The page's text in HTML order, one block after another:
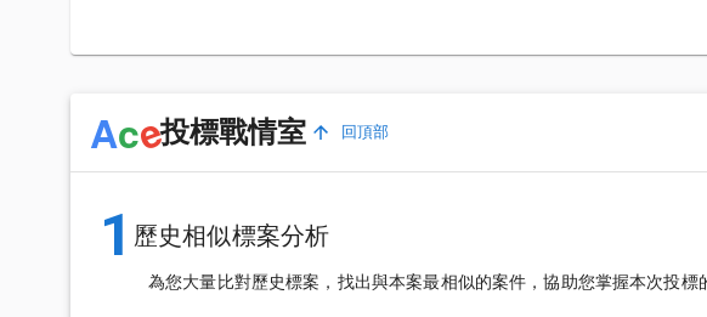
Ace投標戰情室 回頂部
1 歷史相似標案分析
為您大量比對歷史標案，找出與本案最相似的案件，協助您掌握本次投標